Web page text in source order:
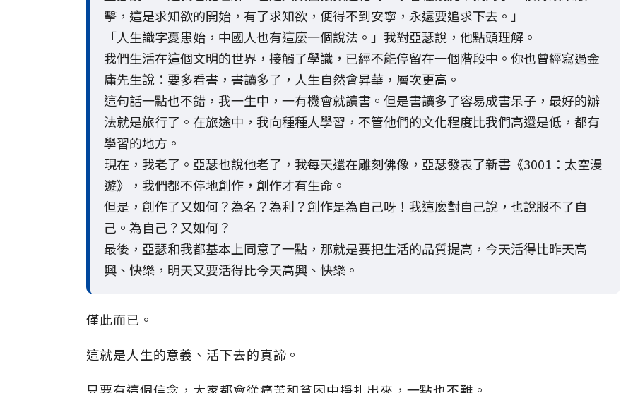
擊，這是求知欲的開始，有了求知欲，便得不到安寧，永遠要追求下去。」
「人生識字憂患始，中國人也有這麼一個說法。」我對亞瑟說，他點頭理解。
我們生活在這個文明的世界，接觸了學識，已經不能停留在一個階段中。你也曾經寫過金
庸先生說：要多看書，書讀多了，人生自然會昇華，層次更高。
這句話一點也不錯，我一生中，一有機會就讀書。但是書讀多了容易成書呆子，最好的辦
法就是旅行了。在旅途中，我向種種人學習，不管他們的文化程度比我們高還是低，都有
學習的地方。
現在，我老了。亞瑟也說他老了，我每天還在雕刻佛像，亞瑟發表了新書《3001：太空漫
遊》，我們都不停地創作，創作才有生命。
但是，創作了又如何？為名？為利？創作是為自己呀！我這麼對自己說，也說服不了自
己。為自己？又如何？
最後，亞瑟和我都基本上同意了一點，那就是要把生活的品質提高，今天活得比昨天高
興、快樂，明天又要活得比今天高興、快樂。
僅此而已。
這就是人生的意義、活下去的真諦。